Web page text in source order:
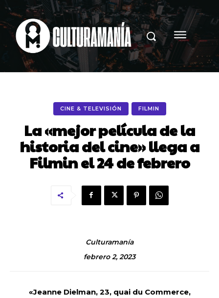
CINE & TELEVISIÓN FILMIN
La «mejor película de la
historia del cine» llega a
Filmin el 24 de febrero
Culturamanía
febrero 2, 2023
«Jeanne Dielman, 23, quai du Commerce,